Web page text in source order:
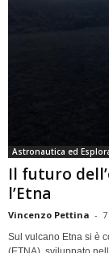
Astronautica ed
Il futuro
l’Etna
Vincenzo Pettina -
Sul vulcano Etna si è